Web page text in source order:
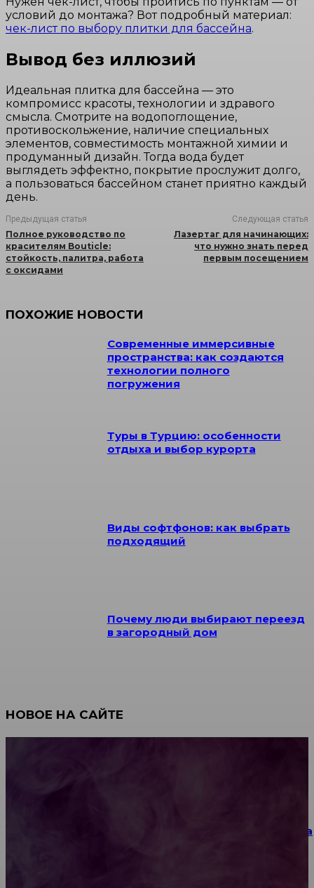
условий до монтажа? Вот подробный материал:
чек-лист по выбору плитки для бассейна.
Вывод без иллюзий
Идеальная плитка для бассейна — это
компромисс красоты, технологии и здравого
смысла. Смотрите на водопоглощение,
противоскольжение, наличие специальных
элементов, совместимость монтажной химии и
продуманный дизайн. Тогда вода будет
выглядеть эффектно, покрытие прослужит долго,
а пользоваться бассейном станет приятно каждый
день.
Предыдущая статья
Полное руководство по
красителям Bouticle:
стойкость, палитра, работа
с оксидами
Следующая статья
Лазертаг для начинающих:
что нужно знать перед
первым посещением
ПОХОЖИЕ НОВОСТИ
Современные иммерсивные
пространства: как создаются
технологии полного
погружения
Туры в Турцию: особенности
отдыха и выбор курорта
Виды софтфонов: как выбрать
подходящий
Почему люди выбирают переезд
в загородный дом
НОВОЕ НА САЙТЕ
Как выбрать место для проведения корпоратива